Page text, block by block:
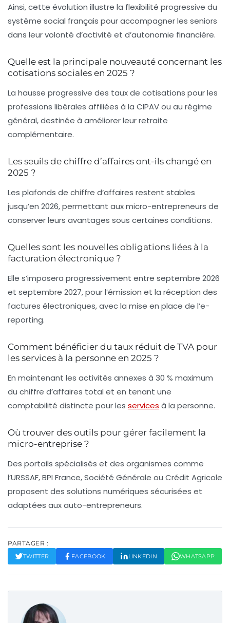
Ainsi, cette évolution illustre la flexibilité progressive du
système social français pour accompagner les seniors
dans leur volonté d’activité et d’autonomie financière.
Quelle est la principale nouveauté concernant les
cotisations sociales en 2025 ?
La hausse progressive des taux de cotisations pour les
professions libérales affiliées à la CIPAV ou au régime
général, destinée à améliorer leur retraite
complémentaire.
Les seuils de chiffre d’affaires ont-ils changé en
2025 ?
Les plafonds de chiffre d’affaires restent stables
jusqu’en 2026, permettant aux micro-entrepreneurs de
conserver leurs avantages sous certaines conditions.
Quelles sont les nouvelles obligations liées à la
facturation électronique ?
Elle s’imposera progressivement entre septembre 2026
et septembre 2027, pour l’émission et la réception des
factures électroniques, avec la mise en place de l’e-
reporting.
Comment bénéficier du taux réduit de TVA pour
les services à la personne en 2025 ?
En maintenant les activités annexes à 30 % maximum
du chiffre d’affaires total et en tenant une
comptabilité distincte pour les services à la personne.
Où trouver des outils pour gérer facilement la
micro-entreprise ?
Des portails spécialisés et des organismes comme
l’URSSAF, BPI France, Société Générale ou Crédit Agricole
proposent des solutions numériques sécurisées et
adaptées aux auto-entrepreneurs.
PARTAGER :
TWITTER FACEBOOK LINKEDIN WHATSAPP